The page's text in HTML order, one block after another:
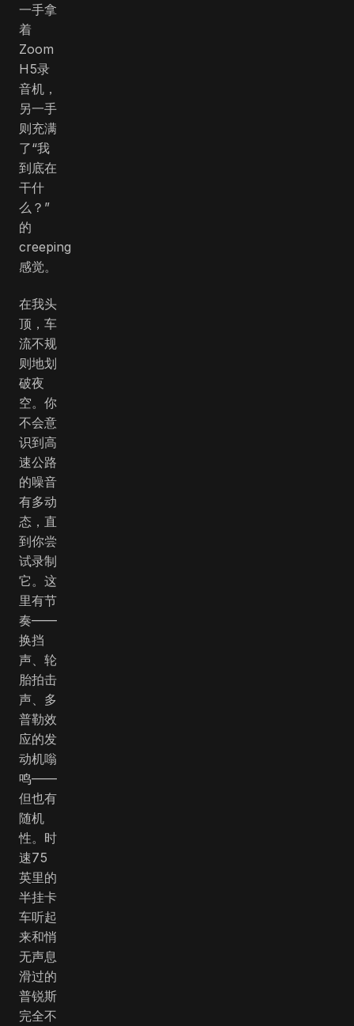
一手拿
着
Zoom
H5录
音机，
另一手
则充满
了“我
到底在
干什
么？”
的
creeping
感觉。
在我头
顶，车
流不规
则地划
破夜
空。你
不会意
识到高
速公路
的噪音
有多动
态，直
到你尝
试录制
它。这
里有节
奏——
换挡
声、轮
胎拍击
声、多
普勒效
应的发
动机嗡
鸣——
但也有
随机
性。时
速75
英里的
半挂卡
车听起
来和悄
无声息
滑过的
普锐斯
完全不